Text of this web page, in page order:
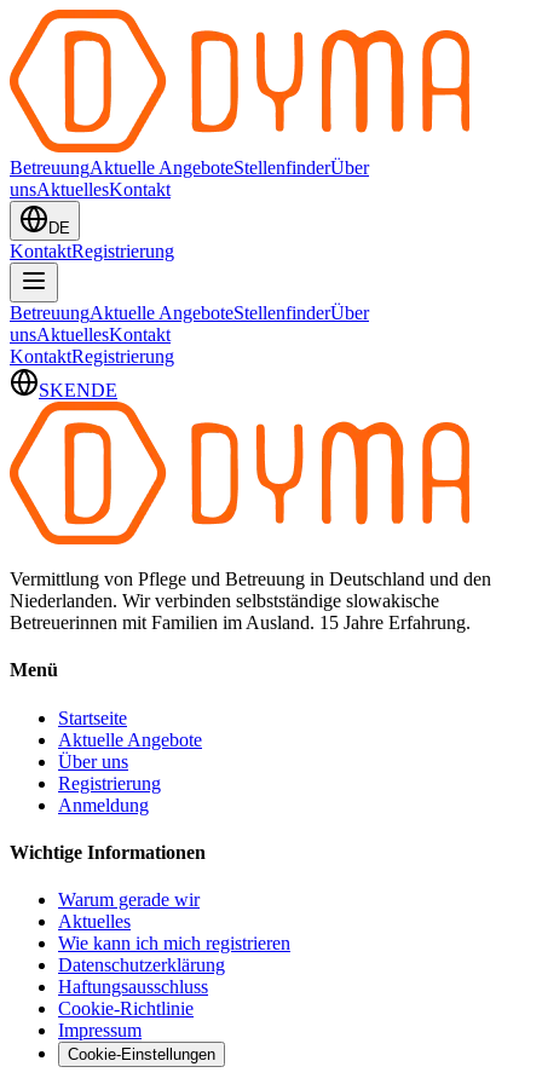
BetreuungAktuelle AngeboteStellenfinderÜber
unsAktuellesKontakt
DE
KontaktRegistrierung
BetreuungAktuelle AngeboteStellenfinderÜber
unsAktuellesKontakt
KontaktRegistrierung
SKENDE
Vermittlung von Pflege und Betreuung in Deutschland und den
Niederlanden. Wir verbinden selbstständige slowakische
Betreuerinnen mit Familien im Ausland. 15 Jahre Erfahrung.
Menü
Startseite
Aktuelle Angebote
Über uns
Registrierung
Anmeldung
Wichtige Informationen
Warum gerade wir
Aktuelles
Wie kann ich mich registrieren
Datenschutzerklärung
Haftungsausschluss
Cookie-Richtlinie
Impressum
Cookie-Einstellungen